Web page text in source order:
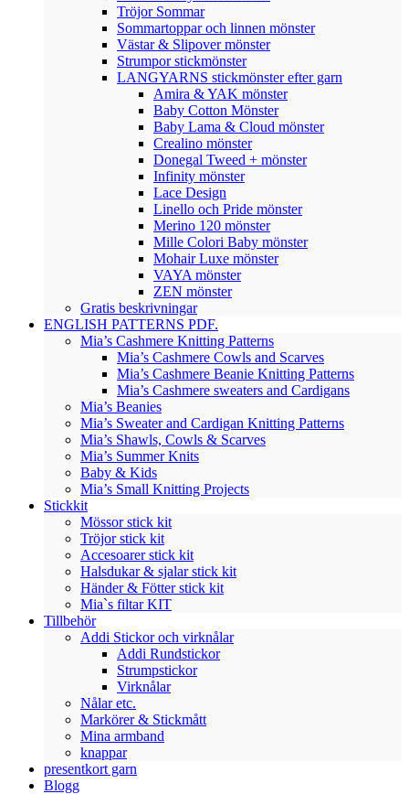
Tröjor Sommar
Sommartoppar och linnen mönster
Västar & Slipover mönster
Strumpor stickmönster
LANGYARNS stickmönster efter garn
Amira & YAK mönster
Baby Cotton Mönster
Baby Lama & Cloud mönster
Crealino mönster
Donegal Tweed + mönster
Infinity mönster
Lace Design
Linello och Pride mönster
Merino 120 mönster
Mille Colori Baby mönster
Mohair Luxe mönster
VAYA mönster
ZEN mönster
Gratis beskrivningar
ENGLISH PATTERNS PDF.
Mia’s Cashmere Knitting Patterns
Mia’s Cashmere Cowls and Scarves
Mia’s Cashmere Beanie Knitting Patterns
Mia’s Cashmere sweaters and Cardigans
Mia’s Beanies
Mia’s Sweater and Cardigan Knitting Patterns
Mia’s Shawls, Cowls & Scarves
Mia’s Summer Knits
Baby & Kids
Mia’s Small Knitting Projects
Stickkit
Mössor stick kit
Tröjor stick kit
Accesoarer stick kit
Halsdukar & sjalar stick kit
Händer & Fötter stick kit
Mia`s filtar KIT
Tillbehör
Addi Stickor och virknålar
Addi Rundstickor
Strumpstickor
Virknålar
Nålar etc.
Markörer & Stickmått
Mina armband
knappar
presentkort garn
Blogg